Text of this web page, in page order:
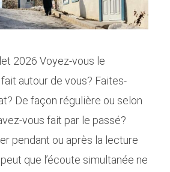
2026 Voyez-vous le
autour de vous? Faites-
De façon régulière ou selon
vous fait par le passé?
pendant ou après la lecture
que l’écoute simultanée ne